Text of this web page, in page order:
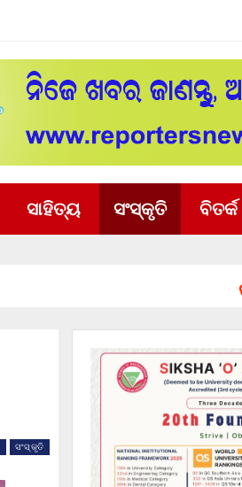
ସାହିତ୍ୟ ସଂସ୍କୃତି ବିତର୍କ
ସଂସ୍କୃତି